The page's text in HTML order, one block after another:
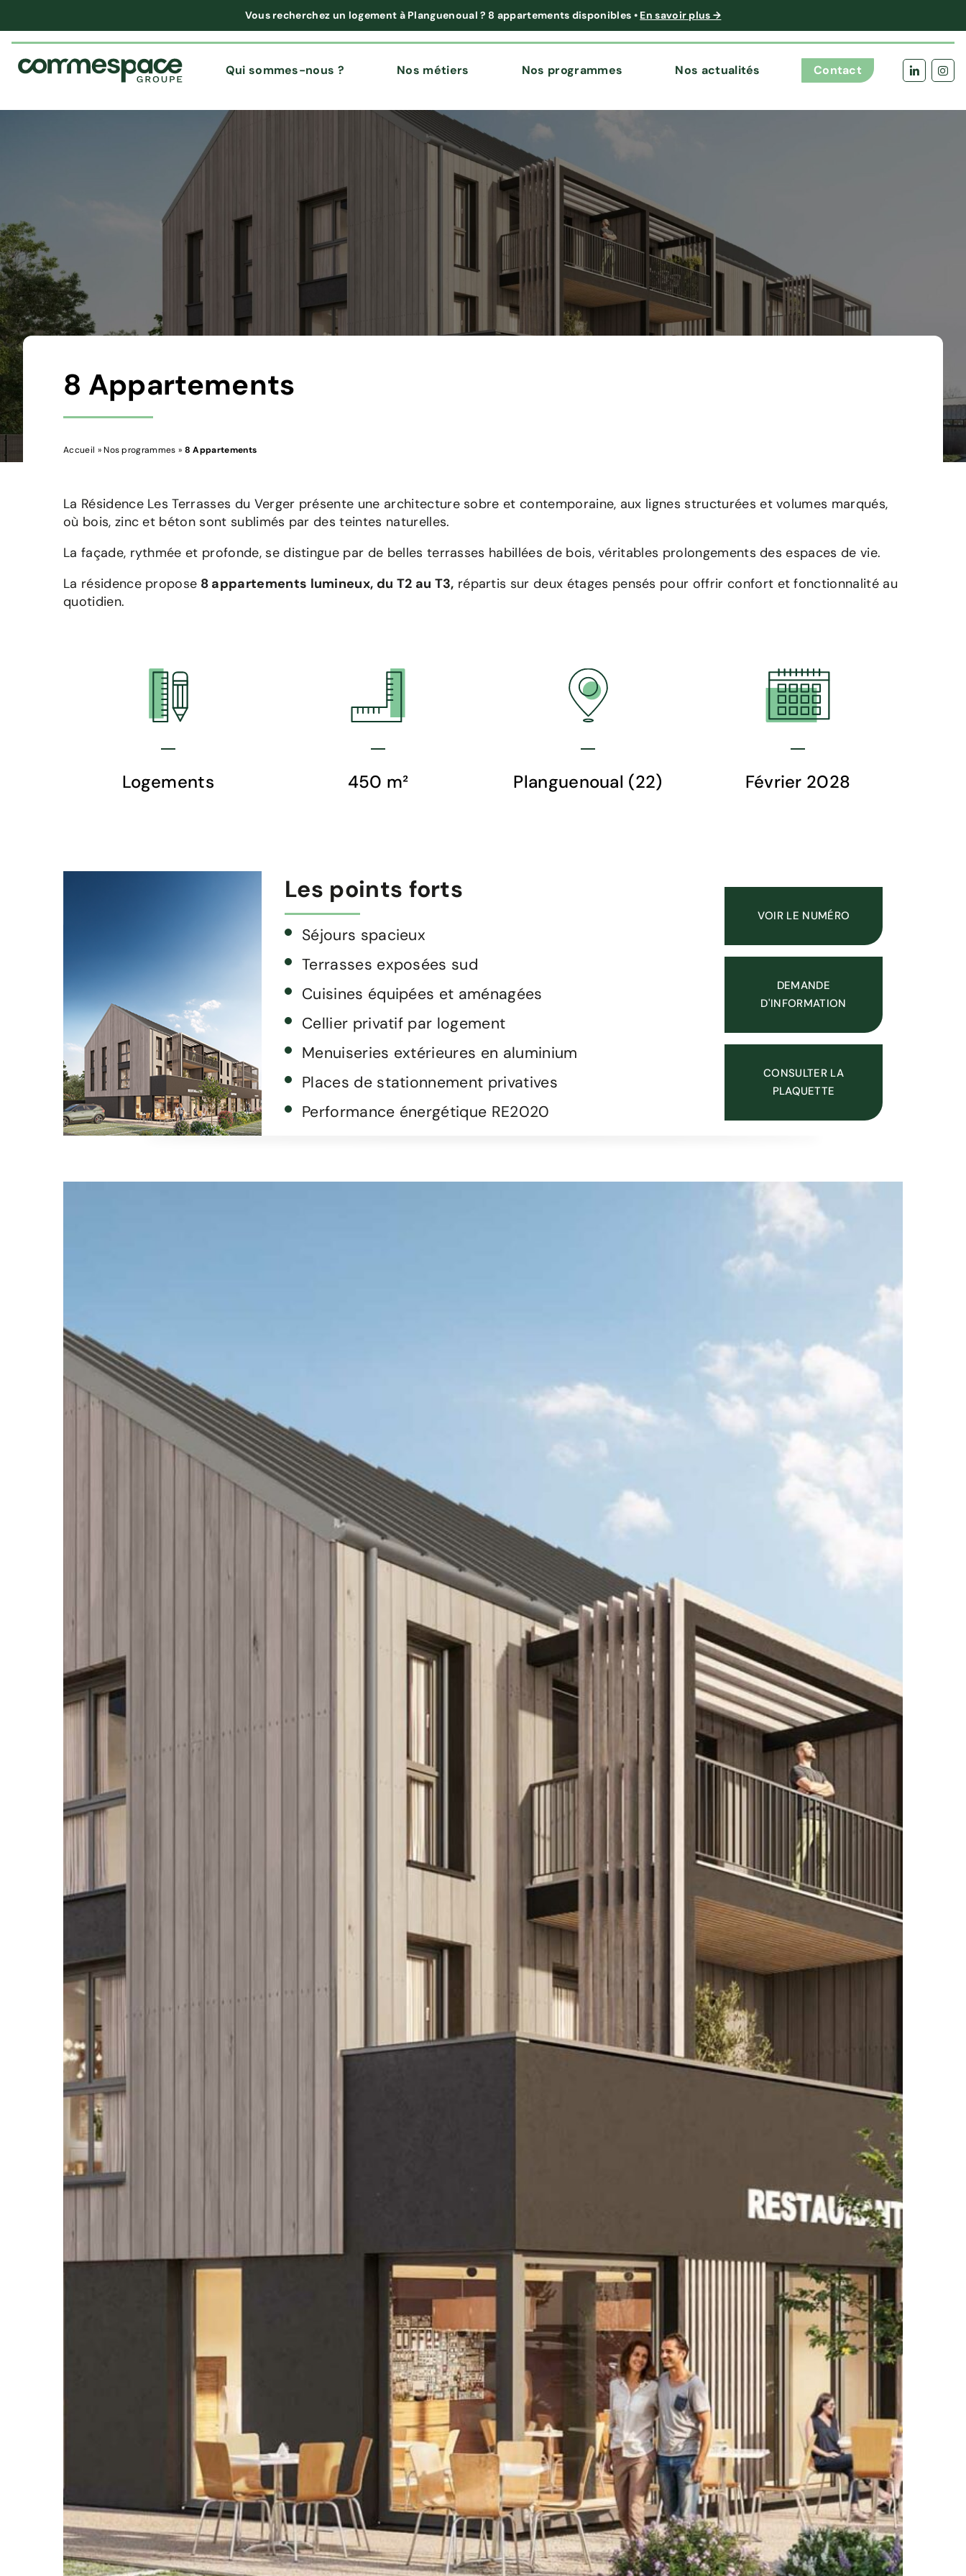
Vous recherchez un logement à Planguenoual ? 8 appartements disponibles • En savoir plus →
Qui sommes-nous ? Nos métiers Nos programmes Nos actualités Contact
8 Appartements
Accueil »Nos programmes » 8 Appartements
La Résidence Les Terrasses du Verger présente une architecture sobre et contemporaine, aux lignes structurées et volumes marqués,
où bois, zinc et béton sont sublimés par des teintes naturelles.
La façade, rythmée et profonde, se distingue par de belles terrasses habillées de bois, véritables prolongements des espaces de vie.
La résidence propose 8 appartements lumineux, du T2 au T3, répartis sur deux étages pensés pour offrir confort et fonctionnalité au
quotidien.
Logements 450 m² Planguenoual (22) Février 2028
Les points forts
Séjours spacieux
Terrasses exposées sud
Cuisines équipées et aménagées
Cellier privatif par logement
Menuiseries extérieures en aluminium
Places de stationnement privatives
Performance énergétique RE2020
VOIR LE NUMÉRO
DEMANDE
D'INFORMATION
CONSULTER LA
PLAQUETTE